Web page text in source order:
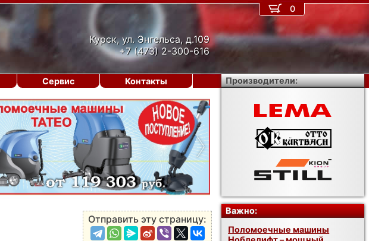
Курск, ул. Энгельса, д.109
+7 (473) 2-300-616
›
Отправить эту страницу:
0
Сервис Контакты Производители:
Важно:
Поломоечные машины